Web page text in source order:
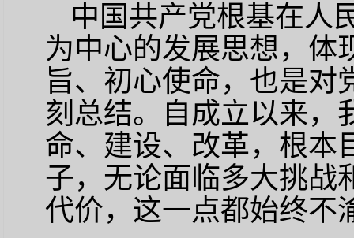
中国共产党根基在人
为中心的发展思想，体
旨、初心使命，也是对
刻总结。自成立以来，
命、建设、改革，根本
子，无论面临多大挑战
代价，这一点都始终不